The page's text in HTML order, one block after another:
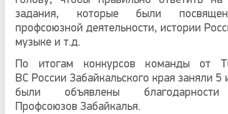
задания, которые были
профсоюзной деятельности, истории
музыке и т.д.
По итогам конкурсов команды от
ВС России Забайкальского края заняли
были объявлены
Профсоюзов Забайкалья.